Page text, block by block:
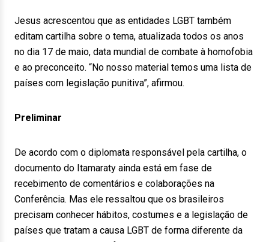
Jesus acrescentou que as entidades LGBT também
editam cartilha sobre o tema, atualizada todos os anos
no dia 17 de maio, data mundial de combate à homofobia
e ao preconceito. “No nosso material temos uma lista de
países com legislação punitiva”, afirmou.
Preliminar
De acordo com o diplomata responsável pela cartilha, o
documento do Itamaraty ainda está em fase de
recebimento de comentários e colaborações na
Conferência. Mas ele ressaltou que os brasileiros
precisam conhecer hábitos, costumes e a legislação de
países que tratam a causa LGBT de forma diferente da